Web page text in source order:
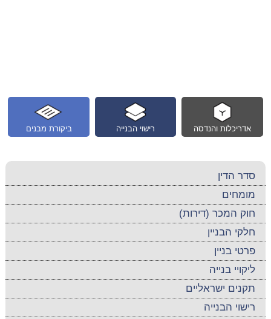
ביקורת מבנים רישוי הבנייה אדריכלות והנדסה
סדר הדין
מומחים
חוק המכר (דירות)
חלקי הבניין
פרטי בניין
ליקויי בנייה
תקנים ישראליים
רישוי הבנייה